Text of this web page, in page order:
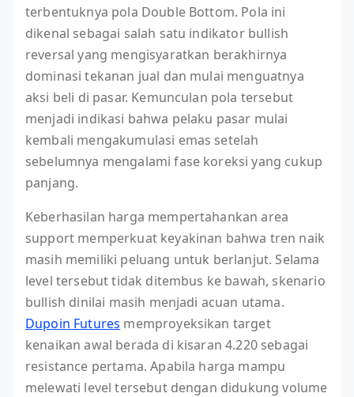
terbentuknya pola Double Bottom. Pola ini
dikenal sebagai salah satu indikator bullish
reversal yang mengisyaratkan berakhirnya
dominasi tekanan jual dan mulai menguatnya
aksi beli di pasar. Kemunculan pola tersebut
menjadi indikasi bahwa pelaku pasar mulai
kembali mengakumulasi emas setelah
sebelumnya mengalami fase koreksi yang cukup
panjang.
Keberhasilan harga mempertahankan area
support memperkuat keyakinan bahwa tren naik
masih memiliki peluang untuk berlanjut. Selama
level tersebut tidak ditembus ke bawah, skenario
bullish dinilai masih menjadi acuan utama.
Dupoin Futures memproyeksikan target
kenaikan awal berada di kisaran 4.220 sebagai
resistance pertama. Apabila harga mampu
melewati level tersebut dengan didukung volume